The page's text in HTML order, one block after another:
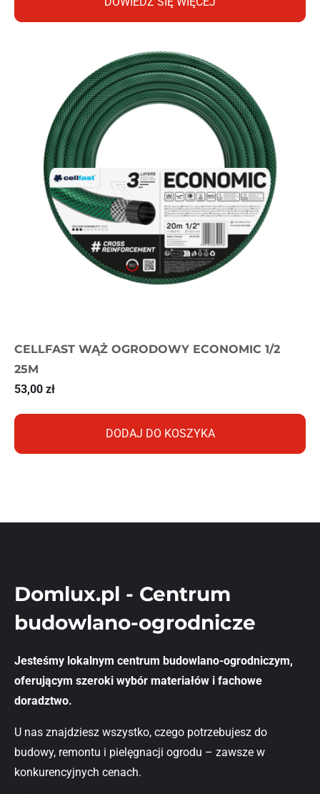
CELLFAST WĄŻ OGRODOWY ECONOMIC 1/2
25M
53,00 zł
DODAJ DO KOSZYKA
Domlux.pl - Centrum
budowlano-ogrodnicze
Jesteśmy lokalnym centrum budowlano-ogrodniczym,
oferującym szeroki wybór materiałów i fachowe
doradztwo.
U nas znajdziesz wszystko, czego potrzebujesz do
budowy, remontu i pielęgnacji ogrodu – zawsze w
konkurencyjnych cenach.